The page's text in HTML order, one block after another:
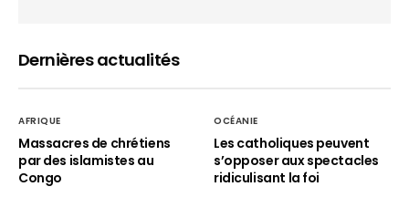
Dernières actualités
AFRIQUE
Massacres de chrétiens
par des islamistes au
Congo
OCÉANIE
Les catholiques peuvent
s’opposer aux spectacles
ridiculisant la foi